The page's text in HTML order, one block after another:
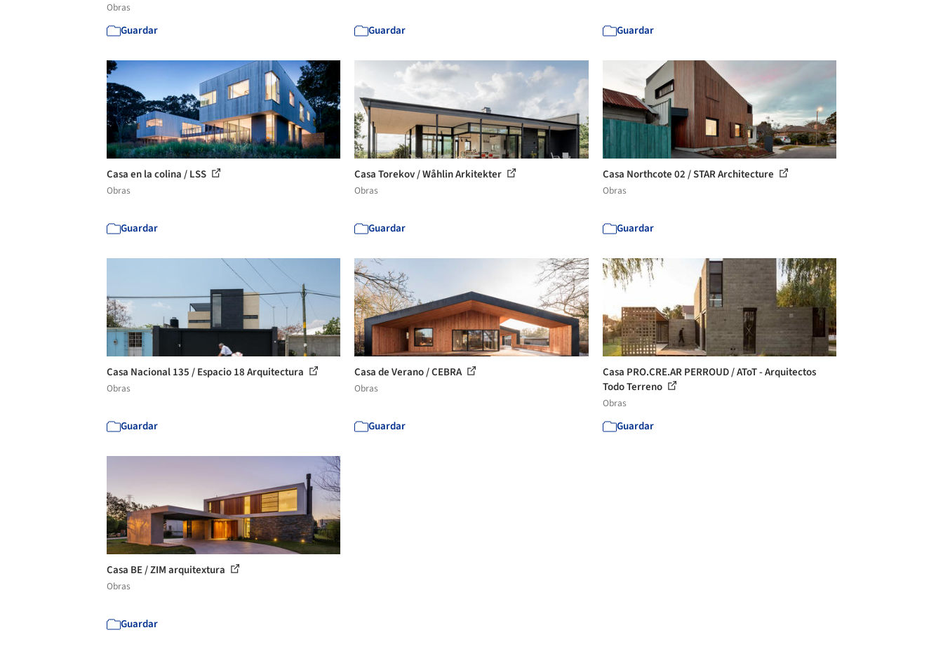
Obras
Guardar Guardar Guardar
Casa en la colina / LSS
Obras
Guardar
Casa Torekov / Wåhlin Arkitekter
Obras
Guardar
Casa Northcote 02 / STAR Architecture
Obras
Guardar
Casa Nacional 135 / Espacio 18 Arquitectura
Obras
Guardar
Casa de Verano / CEBRA
Obras
Guardar
Casa PRO.CRE.AR PERROUD / AToT - Arquitectos
Todo Terreno
Obras
Guardar
Casa BE / ZIM arquitextura
Obras
Guardar